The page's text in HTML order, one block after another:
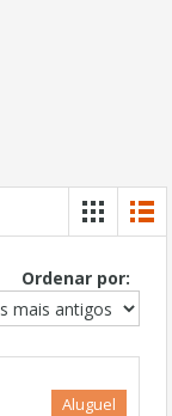
Ordenar por:
Aluguel